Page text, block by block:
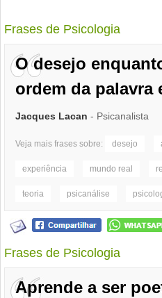
Frases de Psicologia
O desejo
ordem da palavra
Jacques Lacan - Psicanalista
Veja mais frases sobre: desejo
experiência mundo real
teoria psicanálise
Frases de Psicologia
Aprende a ser